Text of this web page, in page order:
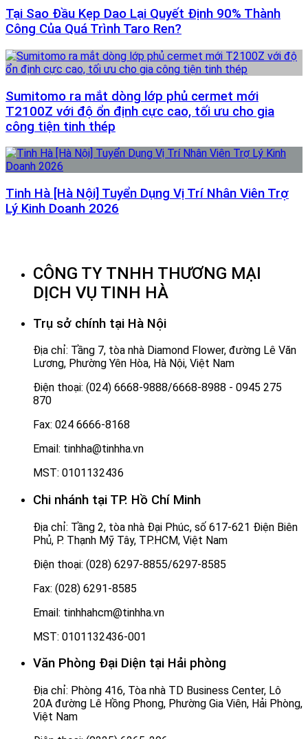
Tại Sao Đầu Kẹp Dao Lại Quyết Định 90% Thành
Công Của Quá Trình Taro Ren?
Sumitomo ra mắt dòng lớp phủ cermet mới
T2100Z với độ ổn định cực cao, tối ưu cho gia
công tiện tinh thép
Tinh Hà [Hà Nội] Tuyển Dụng Vị Trí Nhân Viên Trợ
Lý Kinh Doanh 2026
CÔNG TY TNHH THƯƠNG MẠI
DỊCH VỤ TINH HÀ
Trụ sở chính tại Hà Nội
Địa chỉ: Tầng 7, tòa nhà Diamond Flower, đường Lê Văn
Lương, Phường Yên Hòa, Hà Nội, Việt Nam
Điện thoại: (024) 6668-9888/6668-8988 - 0945 275
870
Fax: 024 6666-8168
Email: tinhha@tinhha.vn
MST: 0101132436
Chi nhánh tại TP. Hồ Chí Minh
Địa chỉ: Tầng 2, tòa nhà Đại Phúc, số 617-621 Điện Biên
Phủ, P. Thạnh Mỹ Tây, TP.HCM, Việt Nam
Điện thoại: (028) 6297-8855/6297-8585
Fax: (028) 6291-8585
Email: tinhhahcm@tinhha.vn
MST: 0101132436-001
Văn Phòng Đại Diện tại Hải phòng
Địa chỉ: Phòng 416, Tòa nhà TD Business Center, Lô
20A đường Lê Hồng Phong, Phường Gia Viên, Hải Phòng,
Việt Nam